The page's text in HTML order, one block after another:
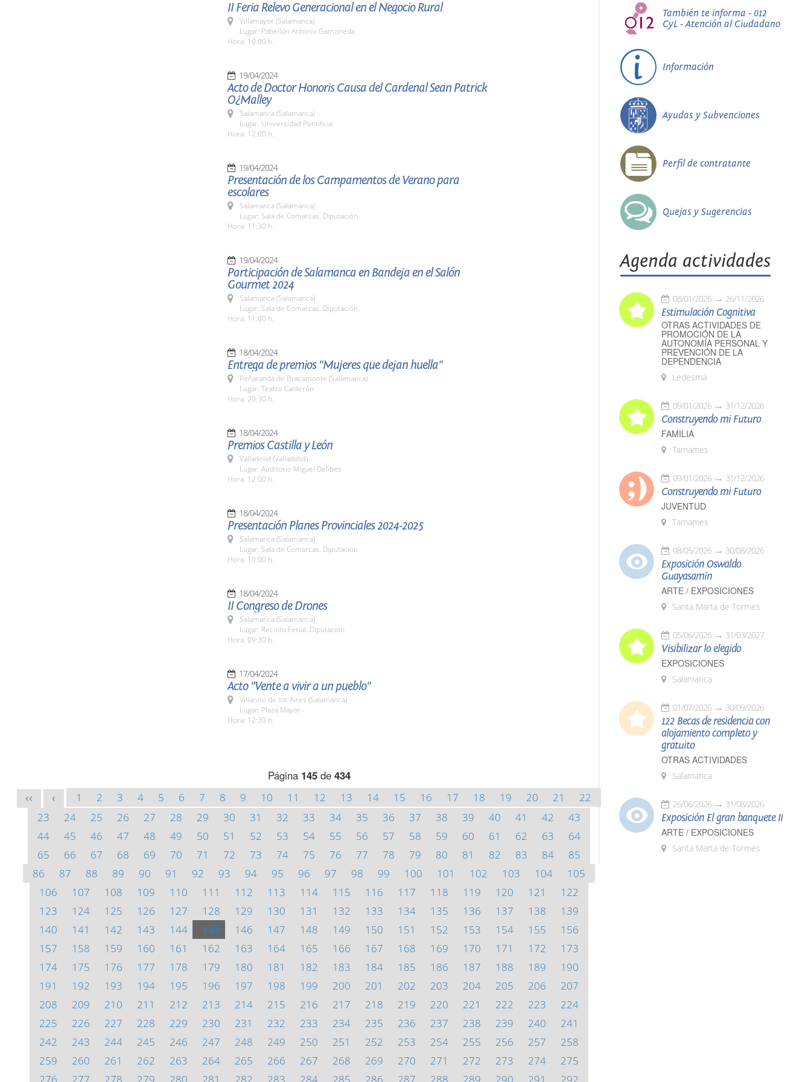
II Feria Relevo Generacional en el Negocio Rural
Villamayor (Salamanca)
Lugar: Pabellón Antonio Gamoneda
Hora: 10:00 h.
19/04/2024
Acto de Doctor Honoris Causa del Cardenal Sean Patrick
O¿Malley
Salamanca (Salamanca)
Lugar: Universidad Pontificia
Hora: 12:00 h.
19/04/2024
Presentación de los Campamentos de Verano para
escolares
Salamanca (Salamanca)
Lugar: Sala de Comarcas. Diputación
Hora: 11:30 h.
19/04/2024
Participación de Salamanca en Bandeja en el Salón
Gourmet 2024
Salamanca (Salamanca)
Lugar: Sala de Comarcas. Diputación
Hora: 11:00 h.
18/04/2024
Entrega de premios "Mujeres que dejan huella"
Peñaranda de Bracamonte (Salamanca)
Lugar: Teatro Calderón
Hora: 20:30 h.
18/04/2024
Premios Castilla y León
Valladolid (Valladolid)
Lugar: Auditorio Miguel Delibes
Hora: 12:00 h.
18/04/2024
Presentación Planes Provinciales 2024-2025
Salamanca (Salamanca)
Lugar: Sala de Comarcas. Diputación
Hora: 10:00 h.
18/04/2024
II Congreso de Drones
Salamanca (Salamanca)
Lugar: Recinto Ferial. Diputación
Hora: 09:30 h.
17/04/2024
Acto "Vente a vivir a un pueblo"
Villarino de los Aires (Salamanca)
Lugar: Plaza Mayor
Hora: 12:30 h.
Página 145de 434
<< < 1 2 3 4 5 6 7 8 9 10 11 12 13 14 15 16 17 18 19 20 21
22
23
24 25 26 27 28 29 30 31 32 33 34 35 36 37 38 39 40 41 42
43
44
45 46 47 48 49 50 51 52 53 54 55 56 57 58 59 60 61 62 63
64
65
66 67 68 69 70 71 72 73 74 75 76 77 78 79 80 81 82 83 84
85
86
87 88 89 90 91 92 93 94 95 96 97 98 99 100 101 102 103 104
105
106
107 108 109 110 111 112 113 114 115 116 117 118 119 120 121
122
123
124 125 126 127 128 129 130 131 132 133 134 135 136 137 138
139
140
141 142 143 144 145 146 147 148 149 150 151 152 153 154 155
156
157
158 159 160 161 162 163 164 165 166 167 168 169 170 171 172
173
174
175 176 177 178 179 180 181 182 183 184 185 186 187 188 189
190
191
192 193 194 195 196 197 198 199 200 201 202 203 204 205 206
207
208
209 210 211 212 213 214 215 216 217 218 219 220 221 222 223
224
225
226 227 228 229 230 231 232 233 234 235 236 237 238 239 240
241
242
243 244 245 246 247 248 249 250 251 252 253 254 255 256 257
258
259
260 261 262 263 264 265 266 267 268 269 270 271 272 273 274
275
También te informa - 012
CyL - Atención al Ciudadano
Información
Ayudas y Subvenciones
Perfil de contratante
Quejas y Sugerencias
Agenda actividades
08/01/2026 26/11/2026
Estimulación Cognitiva
OTRAS ACTIVIDADES DE
PROMOCIÓN DE LA
AUTONOMÍA PERSONAL Y
PREVENCIÓN DE LA
DEPENDENCIA
Ledesma
09/01/2026 31/12/2026
Construyendo mi Futuro
FAMILIA
Tamames
09/01/2026 31/12/2026
Construyendo mi Futuro
JUVENTUD
Tamames
08/05/2026 30/08/2026
Exposición Oswaldo
Guayasamín
ARTE / EXPOSICIONES
Santa Marta de Tormes
05/06/2026 31/03/2027
Visibilizar lo elegido
EXPOSICIONES
Salamanca
01/07/2026 30/09/2026
122 Becas de residencia con
alojamiento completo y
gratuito
OTRAS ACTIVIDADES
Salamanca
26/06/2026 31/08/2026
Exposición El gran banquete II
ARTE / EXPOSICIONES
Santa Marta de Tormes